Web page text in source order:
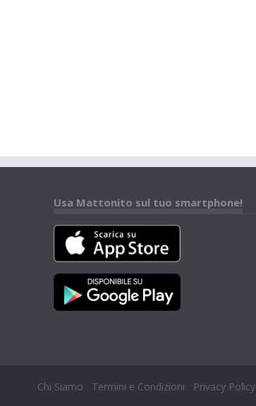
Usa Mattonito sul tuo smartphone!
Chi Siamo Termini e Condizioni Privacy Policy